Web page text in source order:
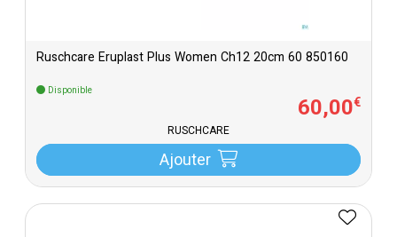
Ruschcare Eruplast Plus Women Ch12 20cm 60 850160
Disponible
60,00€
RUSCHCARE
Ajouter